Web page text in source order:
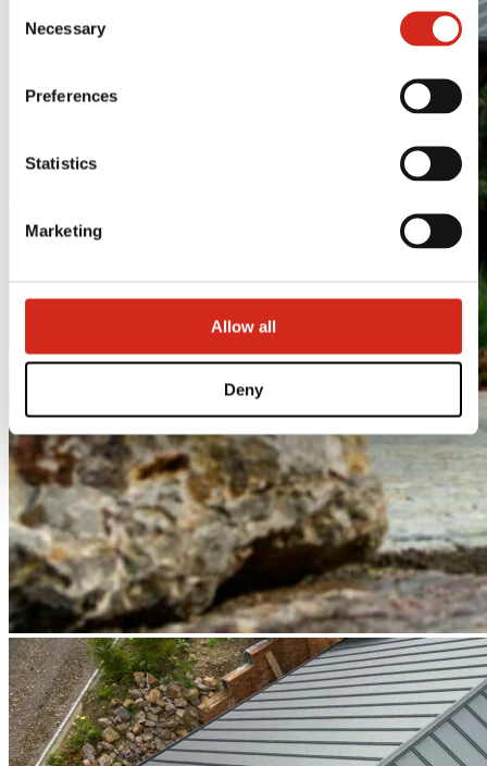
121387608.
Selection
Necessary
Preferences
Statistics
Marketing
Allow all
Deny